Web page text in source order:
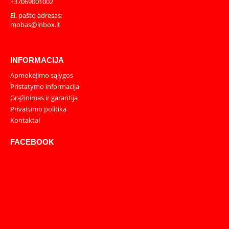
El. pašto adresas:
mobas@inbox.lt
INFORMACIJA
Apmokėjimo sąlygos
Pristatymo informacija
Grąžinimas ir garantija
Privatumo politika
Kontaktai
FACEBOOK